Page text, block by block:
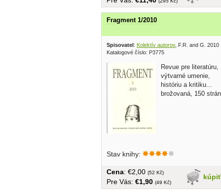
Fragment 1/2010
Spisovatel : Kolektív autorov, F.R. and G. 2010
Katalogové číslo: P3775
Revue pre literatúru,
výtvarné umenie,
históriu a kritiku...
brožovaná, 150 strán
Stav knihy:
kúpiť
Cena: €2,00 (52 Kč)
Pre Vás: €1,90 (49 Kč)